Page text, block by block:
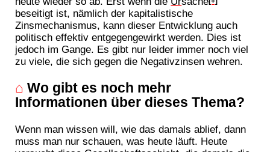
beseitigt ist, nämlich der kapitalistische
Zinsmechanismus, kann dieser Entwicklung auch
politisch effektiv entgegengewirkt werden. Dies ist
jedoch im Gange. Es gibt nur leider immer noch viel
zu viele, die sich gegen die Negativzinsen wehren.
⌂ Wo gibt es noch mehr
Informationen über dieses Thema?
Wenn man wissen will, wie das damals ablief, dann
muss man nur schauen, was heute läuft. Heute